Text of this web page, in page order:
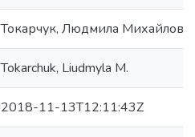
Токарчук, Людмила
Tokarchuk, Liudmyla M.
2018-11-13T12:11:43Z